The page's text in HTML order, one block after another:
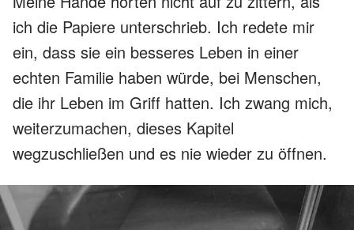
ich die Papiere unterschrieb. Ich redete mir
ein, dass sie ein besseres Leben in einer
echten Familie haben würde, bei Menschen,
die ihr Leben im Griff hatten. Ich zwang mich,
weiterzumachen, dieses Kapitel
wegzuschließen und es nie wieder zu öffnen.